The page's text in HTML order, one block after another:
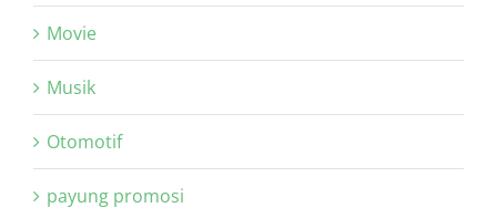
Movie
Musik
Otomotif
payung promosi